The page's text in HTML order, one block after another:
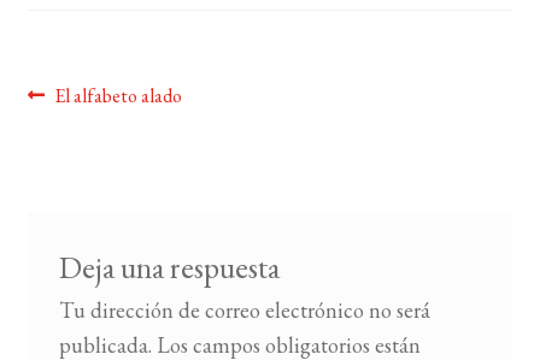
Navegación
Anterior:
El alfabeto alado
Deja una respuesta
Tu dirección de correo electrónico no será
publicada. Los campos obligatorios están